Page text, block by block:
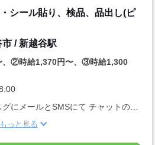
ール貼り、検品、品出し(ピ
/ 新越谷駅
②時給1,370円〜、③時給1,300
もっと見る